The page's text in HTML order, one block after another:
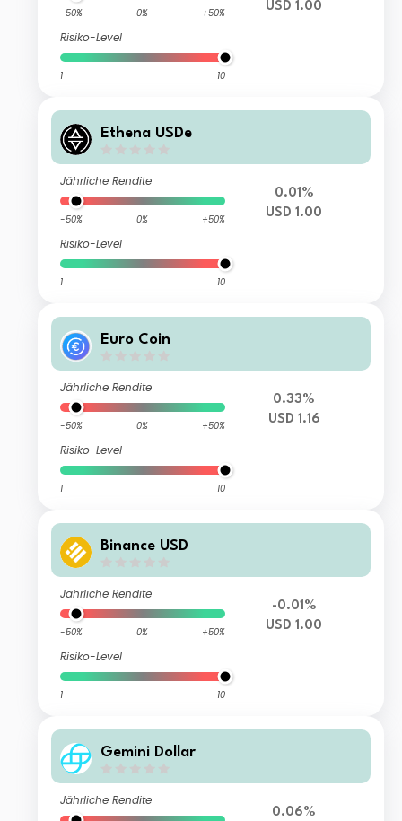
-50% 0% +50%
Risiko-Level
1 10
USD 1.00
Ethena USDe
Jährliche Rendite
-50% 0% +50%
Risiko-Level
1 10
0.01%
USD 1.00
Euro Coin
Jährliche Rendite
-50% 0% +50%
Risiko-Level
1 10
0.33%
USD 1.16
Binance USD
Jährliche Rendite
-50% 0% +50%
Risiko-Level
1 10
-0.01%
USD 1.00
Gemini Dollar
Jährliche Rendite
0.06%